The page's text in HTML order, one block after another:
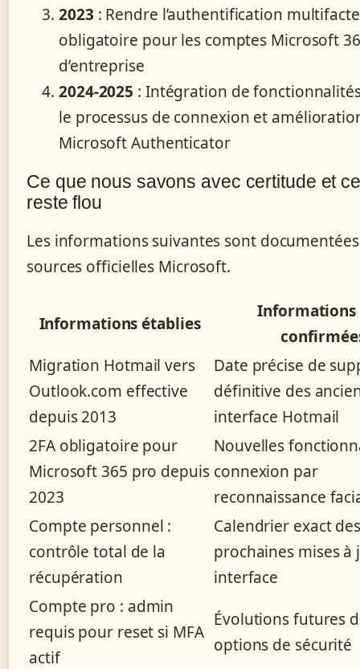
2023 : Rendre l’authentification
obligatoire pour les comptes Microsoft
d’entreprise
2024-2025 : Intégration de fonctionnalités
le processus de connexion et
Microsoft Authenticator
Ce que nous savons avec certitude et
reste flou
Les informations suivantes sont
sources officielles Microsoft.
Informations établies
Informations
Migration Hotmail vers
Outlook.com effective
depuis 2013
Date précise de
définitive des
interface Hotmail
2FA obligatoire pour
Microsoft 365 pro depuis
2023
Nouvelles
connexion par
reconnaissance
Compte personnel :
contrôle total de la
récupération
Calendrier exact des
prochaines mises à
interface
Compte pro : admin
requis pour reset si MFA
actif
Évolutions futures
options de sécurité